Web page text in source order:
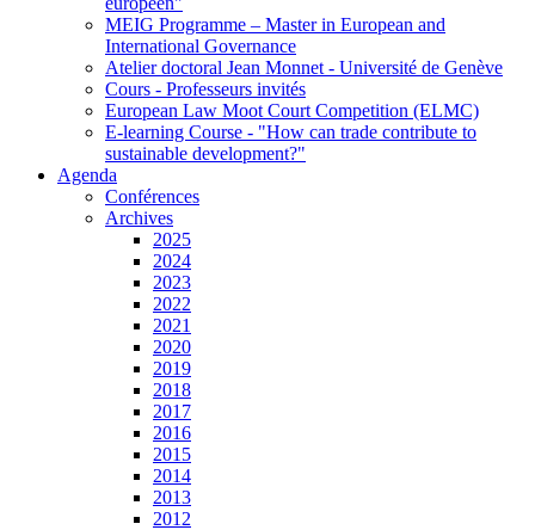
MEIG Programme – Master in European and
International Governance
Atelier doctoral Jean Monnet - Université de Genève
Cours - Professeurs invités
European Law Moot Court Competition (ELMC)
E-learning Course - "How can trade contribute to
sustainable development?"
Agenda
Conférences
Archives
2025
2024
2023
2022
2021
2020
2019
2018
2017
2016
2015
2014
2013
2012